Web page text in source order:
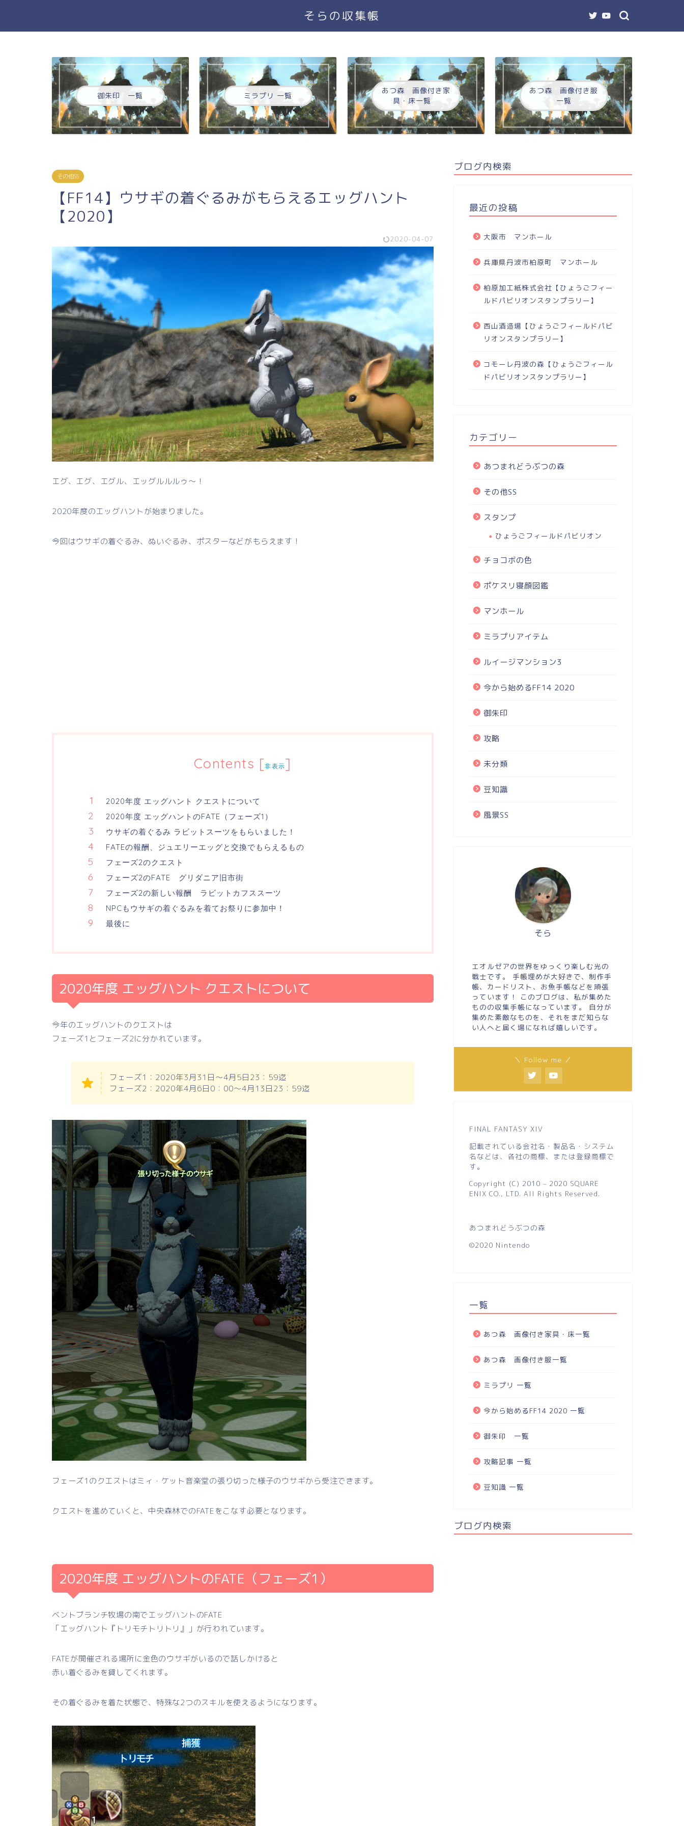
そらの収集帳
御朱印 一覧 ミラプリ 一覧
あつ森 画像付き家
具・床一覧
あつ森 画像付き服
一覧
その他SS
【FF14】ウサギの着ぐるみがもらえるエッグハント
【2020】
2020-04-07
エグ、エグ、エグル、エッグルルルゥ～！
2020年度のエッグハントが始まりました。
今回はウサギの着ぐるみ、ぬいぐるみ、ポスターなどがもらえます！
Contents [非表示]
2020年度 エッグハント クエストについて
2020年度 エッグハントのFATE（フェーズ1）
ウサギの着ぐるみ ラビットスーツをもらいました！
FATEの報酬、ジュエリーエッグと交換でもらえるもの
フェーズ2のクエスト
フェーズ2のFATE グリダニア旧市街
フェーズ2の新しい報酬 ラビットカフススーツ
NPCもウサギの着ぐるみを着てお祭りに参加中！
最後に
2020年度 エッグハント クエストについて
今年のエッグハントのクエストは
フェーズ1とフェーズ2に分かれています。
フェーズ1：2020年3月31日～4月5日23：59迄
フェーズ2：2020年4月6日0：00～4月13日23：59迄
フェーズ1のクエストはミィ・ケット音楽堂の張り切った様子のウサギから受注できます。
クエストを進めていくと、中央森林でのFATEをこなす必要となります。
2020年度 エッグハントのFATE（フェーズ1）
ベントブランチ牧場の南でエッグハントのFATE
「エッグハント『トリモチトリトリ』」が行われています。
FATEが開催される場所に金色のウサギがいるので話しかけると
赤い着ぐるみを貸してくれます。
その着ぐるみを着た状態で、特殊な2つのスキルを使えるようになります。
ブログ内検索
最近の投稿
大阪市 マンホール
兵庫県丹波市柏原町 マンホール
柏原加工紙株式会社【ひょうごフィー
ルドパビリオンスタンプラリー】
西山酒造場【ひょうごフィールドパビ
リオンスタンプラリー】
コモーレ丹波の森【ひょうごフィール
ドパビリオンスタンプラリー】
カテゴリー
あつまれどうぶつの森
その他SS
スタンプ
ひょうごフィールドパビリオン
チョコボの色
ポケスリ寝顔図鑑
マンホール
ミラプリアイテム
ルイージマンション3
今から始めるFF14 2020
御朱印
攻略
未分類
豆知識
風景SS
そら
エオルゼアの世界をゆっくり楽しむ光の
戦士です。 手帳埋めが大好きで、制作手
帳、カードリスト、お魚手帳などを頑張
っています！ このブログは、私が集めた
ものの収集手帳になっています。 自分が
集めた素敵なものを、それをまだ知らな
い人へと届く場になれば嬉しいです。
＼ Follow me ／
FINAL FANTASY XIV
記載されている会社名・製品名・システム
名などは、各社の商標、または登録商標で
す。
Copyright (C) 2010 – 2020 SQUARE
ENIX CO., LTD. All Rights Reserved.
あつまれどうぶつの森
©2020 Nintendo
一覧
あつ森 画像付き家具・床一覧
あつ森 画像付き服一覧
ミラプリ 一覧
今から始めるFF14 2020 一覧
御朱印 一覧
攻略記事 一覧
豆知識 一覧
ブログ内検索